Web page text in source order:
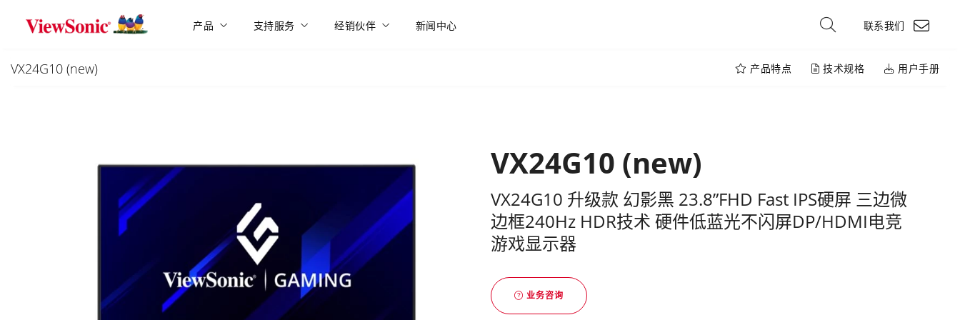
Skip to main content
产品 支持服务 经销伙伴 新闻中心 联系我们
VX24G10 (new) 产品特点 技术规格 用户手册
VX24G10 (new)
VX24G10 升级款 幻影黑 23.8”FHD Fast IPS硬屏 三边微
边框240Hz HDR技术 硬件低蓝光不闪屏DP/HDMI电竞
游戏显示器
业务咨询